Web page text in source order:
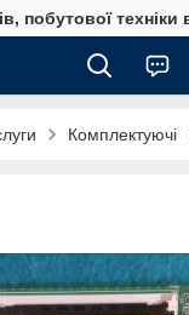
побутової техніки
Комплектуючі